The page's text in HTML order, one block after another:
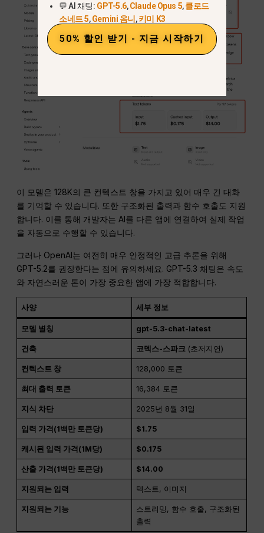
이 모델은 128K의 큰 컨텍스트 창을 가지고 있어 매우 긴 대화
를 기억할 수 있습니다. 또한 구조화된 출력과 함수 호출도 지원
합니다. 이를 통해 개발자는 AI를 다른 앱에 연결하여 실제 작업
을 자동으로 수행할 수 있습니다.
그러나 OpenAI는 여전히 매우 안정적인 고급 추론을 위해
GPT-5.2를 권장한다는 점에 유의하세요. GPT-5.3 채팅은 속도
와 자연스러운 톤이 가장 중요한 앱에 가장 적합합니다.
사양 세부 정보
모델 별칭 gpt-5.3-chat-latest
건축 코덱스-스파크(초저지연)
컨텍스트 창 128,000 토큰
최대 출력 토큰 16,384 토큰
지식 차단 2025년 8월 31일
입력 가격(1백만 토큰당) $1.75
캐시된 입력 가격(1M당) $0.175
산출 가격(1백만 토큰당) $14.00
지원되는 입력 텍스트, 이미지
지원되는 기능
스트리밍, 함수 호출, 구조화된
출력
💬 AI 채팅: GPT-5.6,Claude Opus 5,클로드
소네트 5,Gemini 옴니 ,키미 K3
50% 할인 받기 - 지금 시작하기